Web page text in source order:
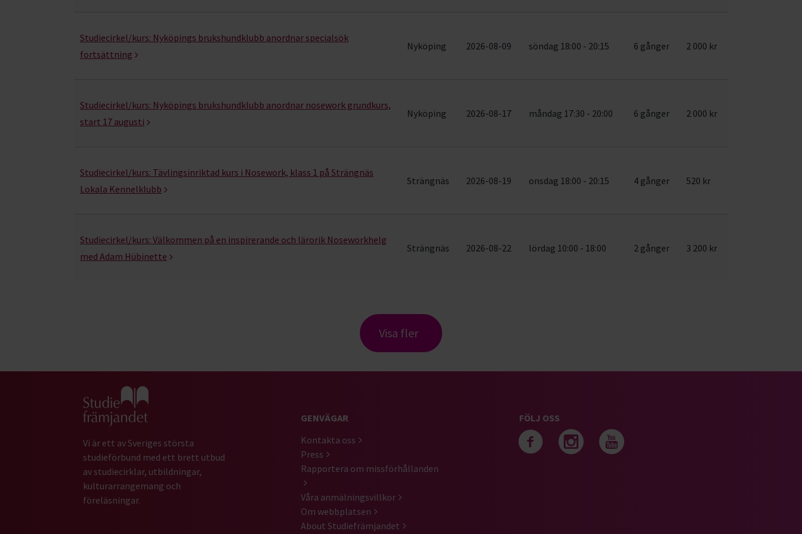
Studiecirkel/kurs: Nyköpings brukshundklubb anordnar specialsök
fortsättning
Nyköping 2026-08-09 söndag 18:00 - 20:15 6 gånger 2 000 kr
Studiecirkel/kurs: Nyköpings brukshundklubb anordnar nosework grundkurs,
start 17 augusti
Nyköping 2026-08-17 måndag 17:30 - 20:00 6 gånger 2 000 kr
Studiecirkel/kurs: Tävlingsinriktad kurs i Nosework, klass 1 på Strängnäs
Lokala Kennelklubb
Strängnäs 2026-08-19 onsdag 18:00 - 20:15 4 gånger 520 kr
Studiecirkel/kurs: Välkommen på en inspirerande och lärorik Noseworkhelg
med Adam Hübinette
Strängnäs 2026-08-22 lördag 10:00 - 18:00 2 gånger 3 200 kr
Visa fler
Gå till studiefrämjandets startsida
Vi är ett av Sveriges största
studieförbund med ett brett utbud
av studiecirklar, utbildningar,
kulturarrangemang och
föreläsningar.
GENVÄGAR
Kontakta oss
Press
Rapportera om missförhållanden
Våra anmälningsvillkor
Om webbplatsen
About Studiefrämjandet
FÖLJ OSS
Följ oss på facebook
Följ oss på instagram
Följ oss på youtube